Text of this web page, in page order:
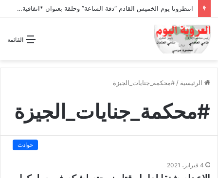
انتظرونا يوم الخميس القادم “دقة الساعة” وحلقة بعنوان *اتفاقية مكة للدفاع المشترك”
القائمة
الرئيسية / #محكمة_جنايات_الجيزة
#محكمة_جنايات_الجيزة
حوادث
4 فبراير، 2021